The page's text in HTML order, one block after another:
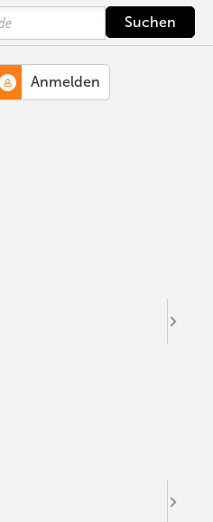
Sauberer